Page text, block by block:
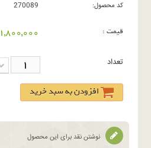
کد محصول:
270089
قیمت : 1,800,000 تومان
تعداد
افزودن به سبد خرید
نوشتن نقد برای این محصول